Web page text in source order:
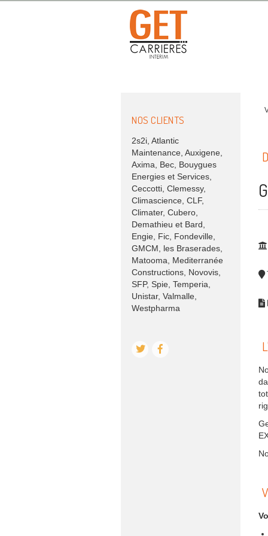
NOS CLIENTS
2s2i, Atlantic
Maintenance, Auxigene,
Axima, Bec, Bouygues
Energies et Services,
Ceccotti, Clemessy,
Climascience, CLF,
Climater, Cubero,
Demathieu et Bard,
Engie, Fic, Fondeville,
GMCM, les Braserades,
Matooma, Mediterranée
Constructions, Novovis,
SFP, Spie, Temperia,
Unistar, Valmalle,
Westpharma